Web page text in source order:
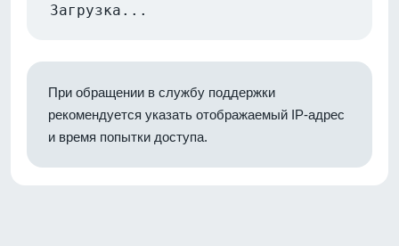
Загрузка...
При обращении в службу поддержки
рекомендуется указать отображаемый IP-адрес
и время попытки доступа.